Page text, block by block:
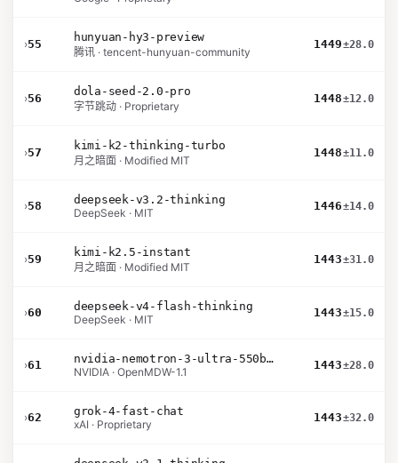
›55
hunyuan-hy3-preview
腾讯 · tencent-hunyuan-community
1449±28.0
›56
dola-seed-2.0-pro
字节跳动 · Proprietary
1448±12.0
›57
kimi-k2-thinking-turbo
月之暗面 · Modified MIT
1448±11.0
›58
deepseek-v3.2-thinking
DeepSeek · MIT
1446±14.0
›59
kimi-k2.5-instant
月之暗面 · Modified MIT
1443±31.0
›60
deepseek-v4-flash-thinking
DeepSeek · MIT
1443±15.0
›61
nvidia-nemotron-3-ultra-550b-a55b-nvfp4
NVIDIA · OpenMDW-1.1
1443±28.0
›62
grok-4-fast-chat
xAI · Proprietary
1443±32.0